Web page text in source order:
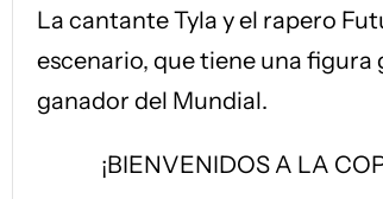
La cantante Tyla y el rapero
escenario, que tiene una
ganador del Mundial.
¡BIENVENIDOS A LA